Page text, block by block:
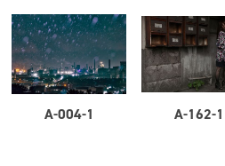
A-004-1 A-162-1